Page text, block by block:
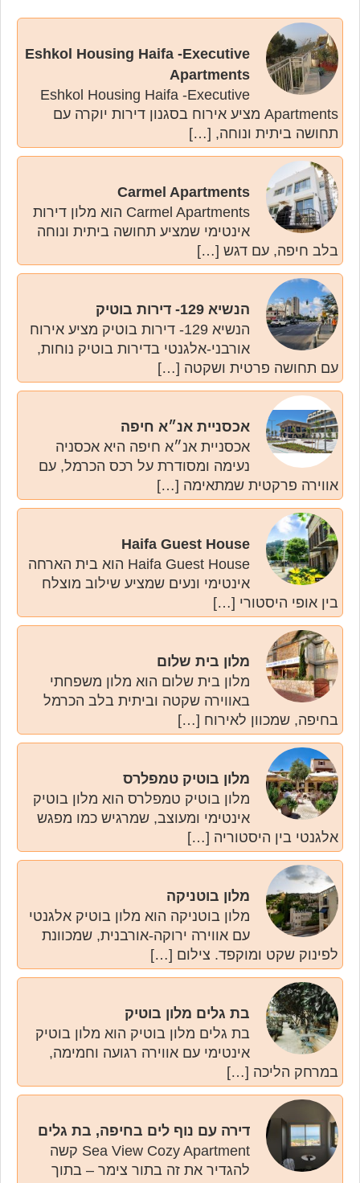
Eshkol Housing Haifa -Executive
Apartments
Eshkol Housing Haifa -Executive
Apartments מציע אירוח בסגנון דירות יוקרה עם
תחושה ביתית ונוחה, […]
Carmel Apartments
Carmel Apartments הוא מלון דירות
אינטימי שמציע תחושה ביתית ונוחה
בלב חיפה, עם דגש […]
הנשיא 129- דירות בוטיק
הנשיא 129- דירות בוטיק מציע אירוח
אורבני-אלגנטי בדירות בוטיק נוחות,
עם תחושה פרטית ושקטה […]
אכסניית אנ״א חיפה
אכסניית אנ״א חיפה היא אכסניה
נעימה ומסודרת על רכס הכרמל, עם
אווירה פרקטית שמתאימה […]
Haifa Guest House
Haifa Guest House הוא בית הארחה
אינטימי ונעים שמציע שילוב מוצלח
בין אופי היסטורי […]
מלון בית שלום
מלון בית שלום הוא מלון משפחתי
באווירה שקטה וביתית בלב הכרמל
בחיפה, שמכוון לאירוח […]
מלון בוטיק טמפלרס
מלון בוטיק טמפלרס הוא מלון בוטיק
אינטימי ומעוצב, שמרגיש כמו מפגש
אלגנטי בין היסטוריה […]
מלון בוטניקה
מלון בוטניקה הוא מלון בוטיק אלגנטי
עם אווירה ירוקה-אורבנית, שמכוונת
לפינוק שקט ומוקפד. צילום […]
בת גלים מלון בוטיק
בת גלים מלון בוטיק הוא מלון בוטיק
אינטימי עם אווירה רגועה וחמימה,
במרחק הליכה […]
דירה עם נוף לים בחיפה, בת גלים
Sea View Cozy Apartment קשה
להגדיר את זה בתור צימר – בתוך